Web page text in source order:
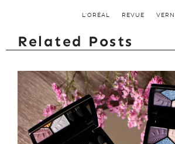
L'ORÉAL REVUE
Related Posts